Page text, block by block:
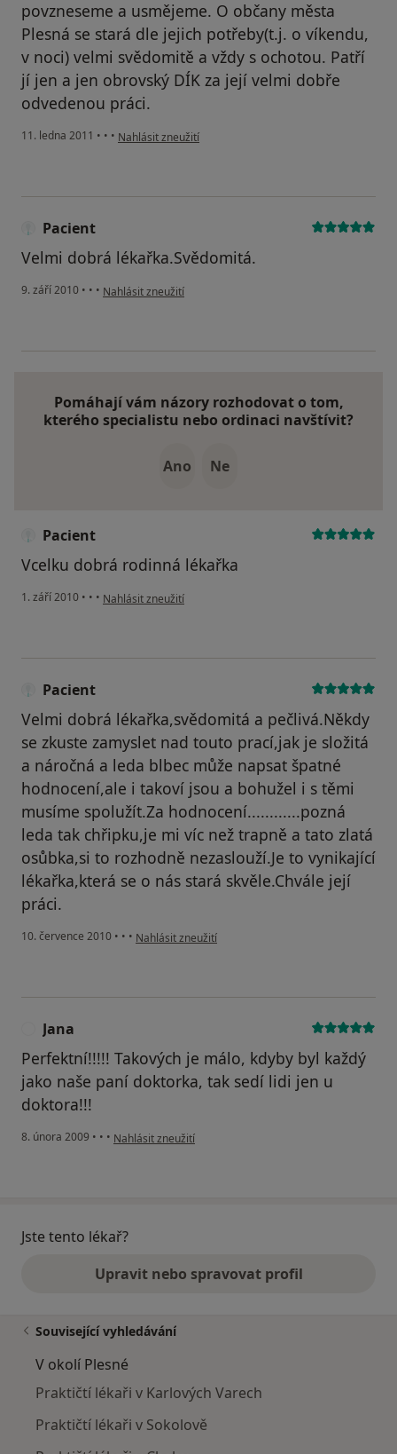
povzneseme a usmějeme. O občany města
Plesná se stará dle jejich potřeby(t.j. o víkendu,
v noci) velmi svědomitě a vždy s ochotou. Patří
jí jen a jen obrovský DÍK za její velmi dobře
odvedenou práci.
11. ledna 2011 • • • podle názoru uživatele Pacient
Nahlásit zneužití
Pacient
Velmi dobrá lékařka.Svědomitá.
9. září 2010 • • • podle názoru uživatele Pacient
Nahlásit zneužití
Pomáhají vám názory rozhodovat o tom,
kterého specialistu nebo ordinaci navštívit?
Ano Ne
Pacient
Vcelku dobrá rodinná lékařka
1. září 2010 • • • podle názoru uživatele Pacient
Nahlásit zneužití
Pacient
Velmi dobrá lékařka,svědomitá a pečlivá.Někdy
se zkuste zamyslet nad touto prací,jak je složitá
a náročná a leda blbec může napsat špatné
hodnocení,ale i takoví jsou a bohužel i s těmi
musíme spolužít.Za hodnocení............pozná
leda tak chřipku,je mi víc než trapně a tato zlatá
osůbka,si to rozhodně nezaslouží.Je to vynikající
lékařka,která se o nás stará skvěle.Chvále její
práci.
10. července 2010 • • • podle názoru uživatele Pacient
Nahlásit zneužití
Jana
Perfektní!!!!! Takových je málo, kdyby byl každý
jako naše paní doktorka, tak sedí lidi jen u
doktora!!!
8. února 2009 • • • podle názoru uživatele Jana
Nahlásit zneužití
Jste tento lékař?
Upravit nebo spravovat profil
Související vyhledávání
V okolí Plesné
Praktičtí lékaři v Karlových Varech
Praktičtí lékaři v Sokolově